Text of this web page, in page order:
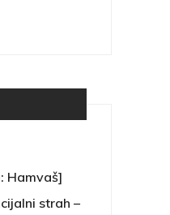
Hamvaš]
strah –